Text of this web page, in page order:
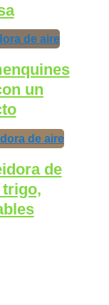
un
de